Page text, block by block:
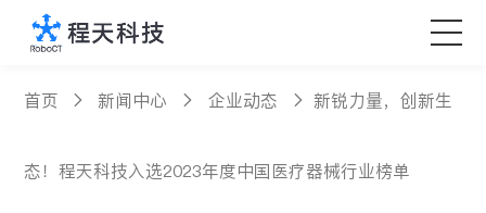
核心产品
科技创新
首页 新闻中心 企业动态 新锐力量，创新生
态！程天科技入选2023年度中国医疗器械行业榜单